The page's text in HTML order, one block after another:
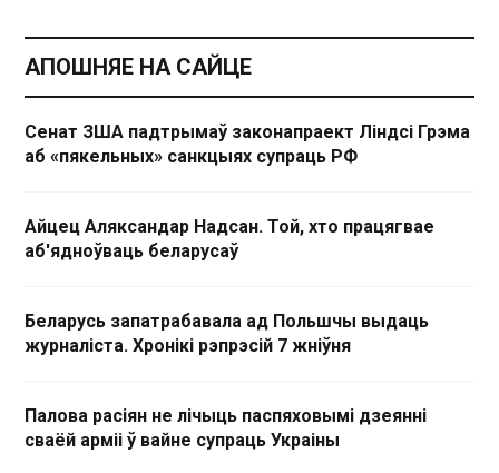
АПОШНЯЕ НА САЙЦЕ
Сенат ЗША падтрымаў законапраект Ліндсі Грэма
аб «пякельных» санкцыях супраць РФ
Айцец Аляксандар Надсан. Той, хто працягвае
аб'ядноўваць беларусаў
Беларусь запатрабавала ад Польшчы выдаць
журналіста. Хронікі рэпрэсій 7 жніўня
Палова расіян не лічыць паспяховымі дзеянні
сваёй арміі ў вайне супраць Украіны